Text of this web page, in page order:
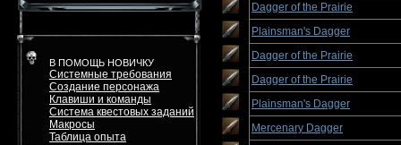
В ПОМОЩЬ НОВИЧКУ
Системные требования
Создание персонажа
Клавиши и команды
Система квестовых заданий
Макросы
Таблица опыта
Dagger of the Prairie
Plainsman's Dagger
Dagger of the Prairie
Dagger of the Prairie
Plainsman's Dagger
Mercenary Dagger